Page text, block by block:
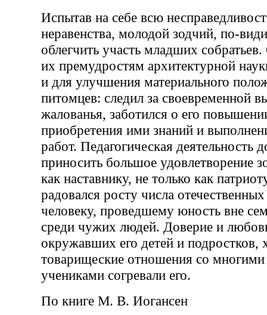
Испытав на себе всю
неравенства, молодой зодчий, по-
облегчить участь младших
их премудростям архитектурной
и для улучшения материального
питомцев: следил за своевременной
жалованья, заботился о его
приобретения ими знаний и
работ. Педагогическая деятельность
приносить большое удовлетворение
как наставнику, не только как
радовался росту числа
человеку, проведшему юность вне
среди чужих людей. Доверие и
окружавших его детей и подростков,
товарищеские отношения со
учениками согревали его.
По книге М. В. Иогансен